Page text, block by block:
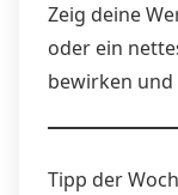
Zeig deine
oder ein
bewirken und
Tipp der